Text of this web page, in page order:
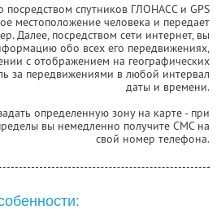
посредством спутников ГЛОНАСС и GPS
местоположение человека и передает
Далее, посредством сети интернет, вы
обо всех его передвижениях,
с отображением на географических
за передвижениями в любой интервал
даты и времени.
определенную зону на карте - при
вы немедленно получите СМС на
свой номер телефона.